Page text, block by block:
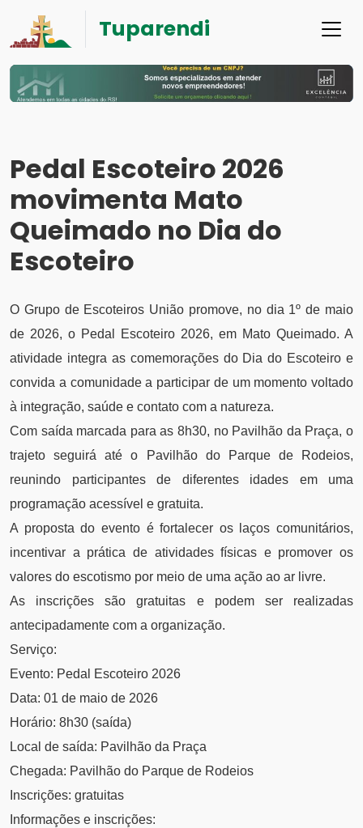
Tuparendi
Pedal Escoteiro 2026
movimenta Mato
Queimado no Dia do
Escoteiro
O Grupo de Escoteiros União promove, no dia 1º de maio
de 2026, o Pedal Escoteiro 2026, em Mato Queimado. A
atividade integra as comemorações do Dia do Escoteiro e
convida a comunidade a participar de um momento voltado
à integração, saúde e contato com a natureza.
Com saída marcada para as 8h30, no Pavilhão da Praça, o
trajeto seguirá até o Pavilhão do Parque de Rodeios,
reunindo participantes de diferentes idades em uma
programação acessível e gratuita.
A proposta do evento é fortalecer os laços comunitários,
incentivar a prática de atividades físicas e promover os
valores do escotismo por meio de uma ação ao ar livre.
As inscrições são gratuitas e podem ser realizadas
antecipadamente com a organização.
Serviço:
Evento: Pedal Escoteiro 2026
Data: 01 de maio de 2026
Horário: 8h30 (saída)
Local de saída: Pavilhão da Praça
Chegada: Pavilhão do Parque de Rodeios
Inscrições: gratuitas
Informações e inscrições: